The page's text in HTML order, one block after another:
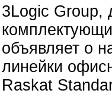
3Logic Group,
объявляет о
линейки
Raskat